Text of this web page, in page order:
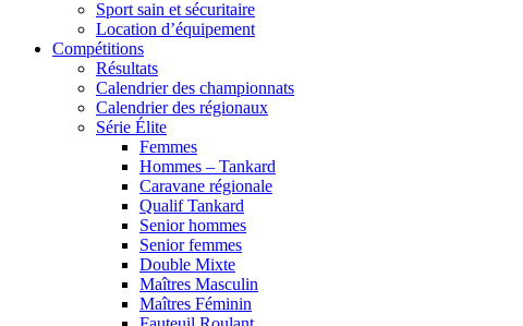
Sport sain et sécuritaire
Location d’équipement
Compétitions
Résultats
Calendrier des championnats
Calendrier des régionaux
Série Élite
Femmes
Hommes – Tankard
Caravane régionale
Qualif Tankard
Senior hommes
Senior femmes
Double Mixte
Maîtres Masculin
Maîtres Féminin